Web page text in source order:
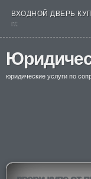
ВХОДНОЙ ДВЕРЬ
nt
юридические услуги по